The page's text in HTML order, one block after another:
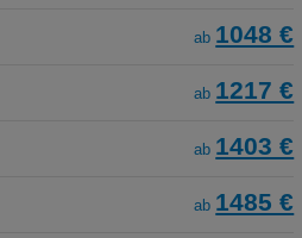
ab 1048 €
ab 1217 €
ab 1403 €
ab 1485 €